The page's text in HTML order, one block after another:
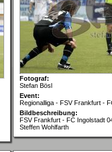
Fotograf:
Stefan Bösl
Event:
Regionalliga - FSV Frankfurt -
Bildbeschreibung:
FSV Frankfurt - FC Ingolstadt
Steffen Wohlfarth